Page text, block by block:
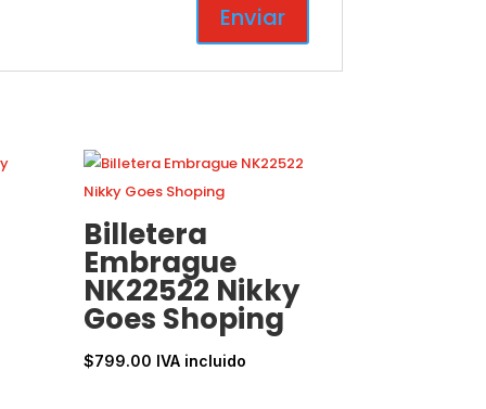
Billetera
Embrague
NK22522 Nikky
Goes Shoping
$799.00 IVA incluido